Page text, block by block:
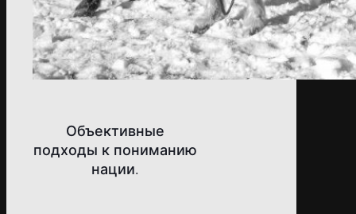
Объективные
подходы к пониманию
нации.